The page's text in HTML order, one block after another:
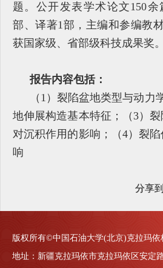
题。公开发表学术论文150
部、译著1部，主编和参编教
获国家级、省部级科技成果奖。
报告内容包括：
（1）裂陷盆地类型与动力
地伸展构造基本特征；（3）
对沉积作用的影响；（4）裂
响
分享到
版权所有©中国石油大学(北京)克拉玛依
地址：新疆克拉玛依市克拉玛依区安定